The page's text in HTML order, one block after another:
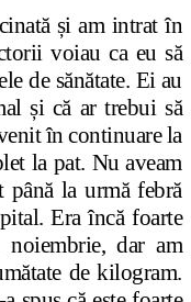
și am intrat în
voiau ca eu să
de sănătate. Ei au
și că ar trebui să
în continuare la
la pat. Nu aveam
până la urmă febră
Era încă foarte
noiembrie, dar am
de kilogram.